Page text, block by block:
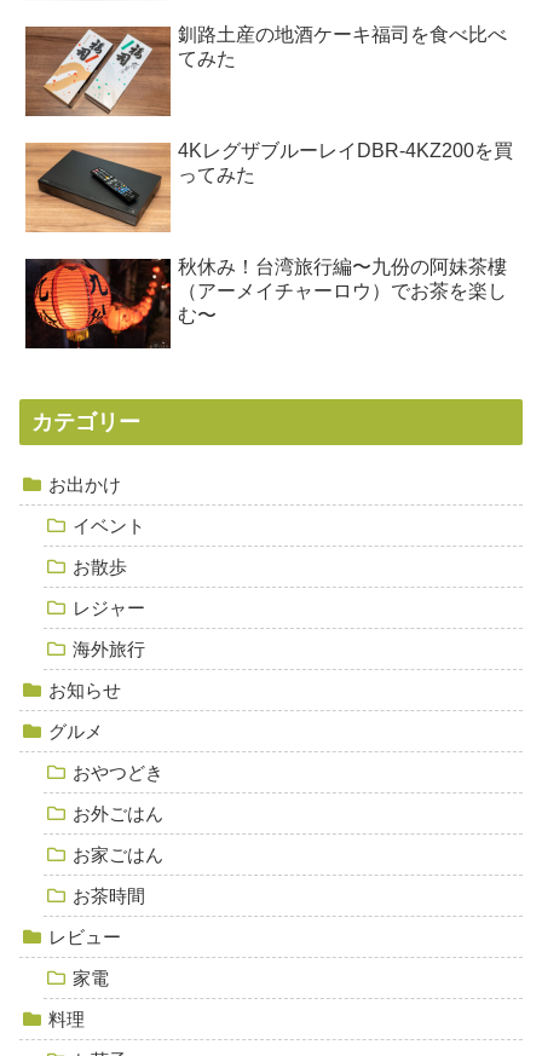
釧路土産の地酒ケーキ福司を食べ比べ
てみた
4KレグザブルーレイDBR-4KZ200を買
ってみた
秋休み！台湾旅行編〜九份の阿妹茶樓
（アーメイチャーロウ）でお茶を楽し
む〜
カテゴリー
お出かけ
イベント
お散歩
レジャー
海外旅行
お知らせ
グルメ
おやつどき
お外ごはん
お家ごはん
お茶時間
レビュー
家電
料理